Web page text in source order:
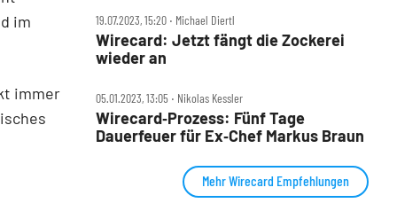
im
immer
19.07.2023, 15:20 ‧ Michael Diertl
Wirecard: Jetzt fängt die Zockerei
wieder an
05.01.2023, 13:05 ‧ Nikolas Kessler
Wirecard‑Prozess: Fünf Tage
Dauerfeuer für Ex‑Chef Markus Braun
Mehr Wirecard Empfehlungen